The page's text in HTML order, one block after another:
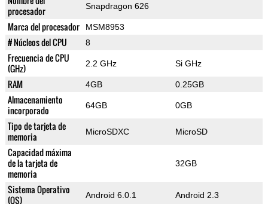
procesador
Snapdragon 626
Marca del procesador MSM8953
# Núcleos del CPU 8
Frecuencia de CPU
(GHz)
2.2 GHz Si GHz
RAM 4GB 0.25GB
Almacenamiento
incorporado
64GB 0GB
Tipo de tarjeta de
memoria
MicroSDXC MicroSD
Capacidad máxima
de la tarjeta de
memoria
32GB
Sistema Operativo
(OS)
Android 6.0.1 Android 2.3